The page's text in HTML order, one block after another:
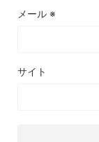
メール ※
サイト